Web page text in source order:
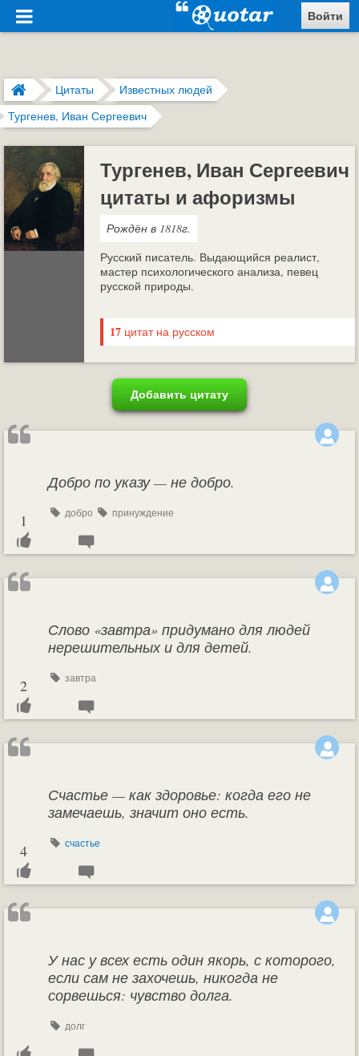
Войти
Цитаты
Известных людей
Тургенев, Иван Сергеевич
Тургенев, Иван Сергеевич
цитаты и афоризмы
Рождён в 1818г.
Русский писатель. Выдающийся реалист,
мастер психологического анализа, певец
русской природы.
17 цитат на русском
Добавить цитату
Добро по указу — не добро.
добро принуждение
1
Слово «завтра» придумано для людей
нерешительных и для детей.
завтра
2
Счастье — как здоровье: когда его не
замечаешь, значит оно есть.
счастье
4
У нас у всех есть один якорь, с которого,
если сам не захочешь, никогда не
сорвешься: чувство долга.
долг